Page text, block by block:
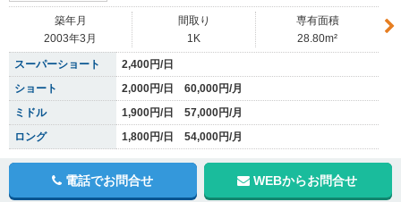
築年月
2003年3月
間取り
1K
専有面積
28.80m²
スーパーショート
2,400円/日
ショート
2,000円/日 60,000円/月
ミドル
1,900円/日 57,000円/月
ロング
1,800円/日 54,000円/月
電話でお問合せ WEBからお問合せ